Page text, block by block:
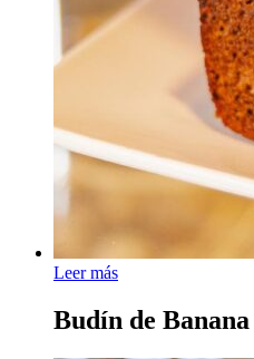
Leer más
Budín de Banana